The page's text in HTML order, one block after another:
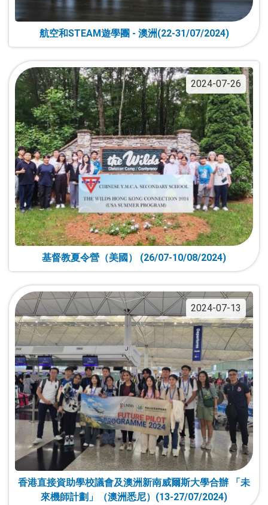
航空和STEAM遊學團 - 澳洲(22-31/07/2024)
2024-07-26
基督教夏令營（美國） (26/07-10/08/2024)
2024-07-13
香港直接資助學校議會及澳洲新南威爾斯大學合辦 「未
來機師計劃」（澳洲悉尼）(13-27/07/2024)